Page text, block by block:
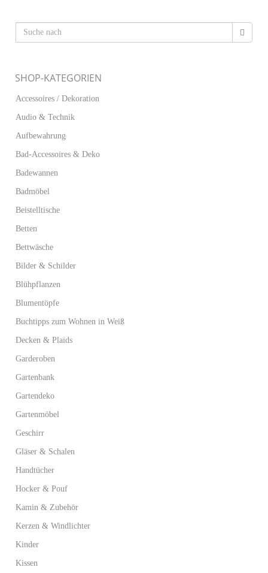
SHOP-KATEGORIEN
Accessoires / Dekoration
Audio & Technik
Aufbewahrung
Bad-Accessoires & Deko
Badewannen
Badmöbel
Beistelltische
Betten
Bettwäsche
Bilder & Schilder
Blühpflanzen
Blumentöpfe
Buchtipps zum Wohnen in Weiß
Decken & Plaids
Garderoben
Gartenbank
Gartendeko
Gartenmöbel
Geschirr
Gläser & Schalen
Handtücher
Hocker & Pouf
Kamin & Zubehör
Kerzen & Windlichter
Kinder
Kissen